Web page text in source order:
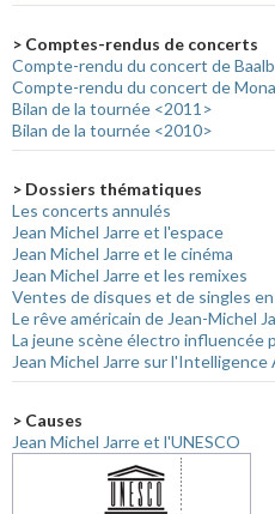
> Comptes-rendus de concerts
Compte-rendu du concert de
Compte-rendu du concert de
Bilan de la tournée <2011>
Bilan de la tournée <2010>
> Dossiers thématiques
Les concerts annulés
Jean Michel Jarre et l'espace
Jean Michel Jarre et le cinéma
Jean Michel Jarre et les remixes
Ventes de disques et de singles
Le rêve américain de Jean-Michel
La jeune scène électro influencée
Jean Michel Jarre sur
> Causes
Jean Michel Jarre et l'UNESCO